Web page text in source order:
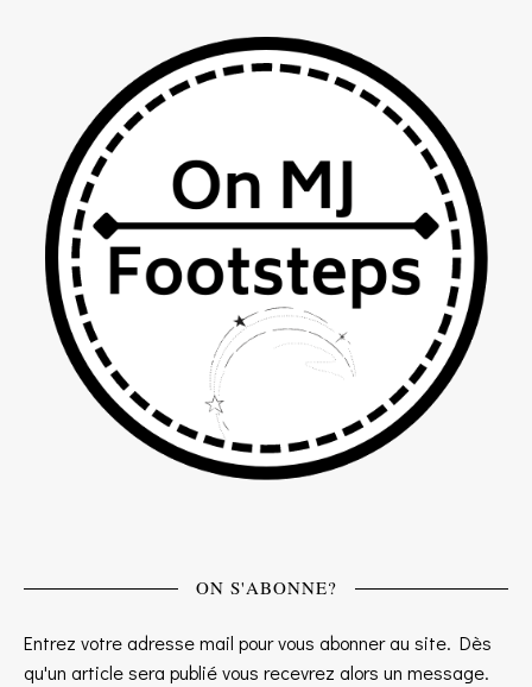
ON S'ABONNE?
Entrez votre adresse mail pour vous abonner au site. Dès
qu'un article sera publié vous recevrez alors un message.